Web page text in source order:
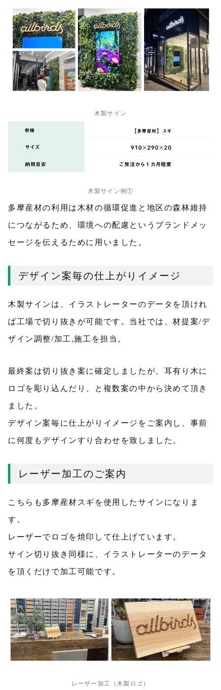
木製サイン
木製サイン例①
多摩産材の利用は木材の循環促進と地区の森林維持
につながるため、環境への配慮というブランドメッ
セージを伝えるために用いました。
デザイン案毎の仕上がりイメージ
木製サインは、イラストレーターのデータを頂けれ
ば工場で切り抜きが可能です。当社では、材提案/デ
ザイン調整/加工,施工を担当。
最終案は切り抜き案に確定しましたが、耳有り木に
ロゴを彫り込んだり、と複数案の中から決めて頂き
ました。
デザイン案毎に仕上がりイメージをご案内し、事前
に何度もデザインすり合わせを致しました。
レーザー加工のご案内
こちらも多摩産材スギを使用したサインになりま
す。
レーザーでロゴを焼印して仕上げています。
サイン切り抜き同様に、イラストレーターのデータ
を頂くだけで加工可能です。
レーザー加工（木製ロゴ）